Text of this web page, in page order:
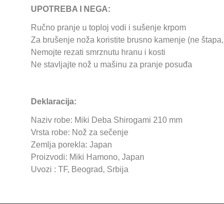
UPOTREBA I NEGA:
Ručno pranje u toploj vodi i sušenje krpom
Za brušenje noža koristite brusno kamenje (ne
Nemojte rezati smrznutu hranu i kosti
Ne stavljajte nož u mašinu za pranje posuđa
Deklaracija:
Naziv robe: Miki Deba Shirogami 210 mm
Vrsta robe: Nož za sečenje
Zemlja porekla: Japan
Proizvodi: Miki Hamono, Japan
Uvozi : TF, Beograd, Srbija